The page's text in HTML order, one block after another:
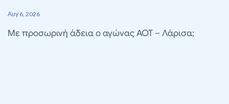
Αυγ 6, 2026
Με προσωρινή άδεια ο αγώνας ΑΟΤ – Λάρισα;